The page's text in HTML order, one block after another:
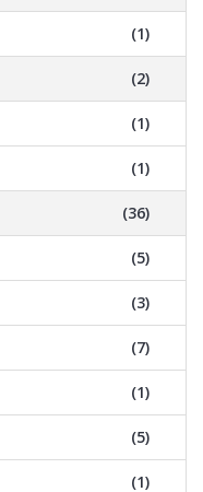
(1)
(2)
(1)
(1)
(36)
(5)
(3)
(7)
(1)
(5)
(1)